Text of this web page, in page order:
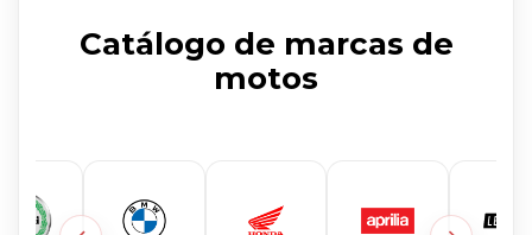
Catálogo de marcas de
motos